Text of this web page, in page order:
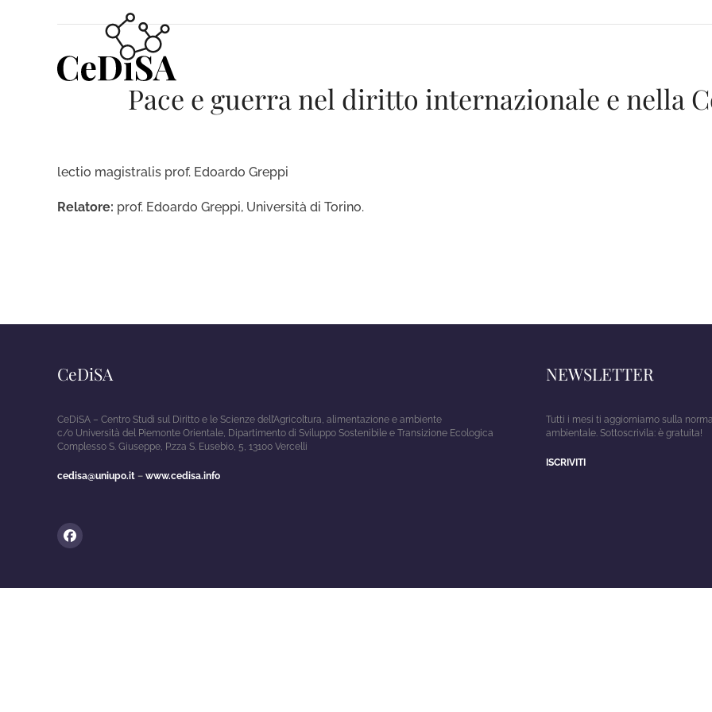
Pace e guerra nel diritto internazionale e nella
lectio magistralis prof. Edoardo Greppi
Relatore: prof. Edoardo Greppi, Università di Torino.
CeDiSA
CeDiSA – Centro Studi sul Diritto e le Scienze dell’Agricoltura, alimentazione e ambiente
c/o Università del Piemonte Orientale, Dipartimento di Sviluppo Sostenibile e Transizione Ecologica
Complesso S. Giuseppe, P.zza S. Eusebio, 5, 13100 Vercelli
cedisa@uniupo.it – www.cedisa.info
Facebook
NEWSLETTER
Tutti i mesi ti aggiorniamo sulla
ambientale. Sottoscrivila: è gratuita!
ISCRIVITI